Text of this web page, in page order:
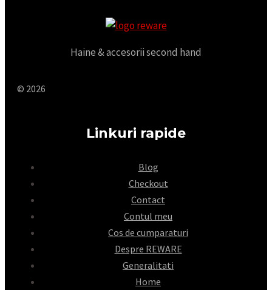
Haine & accesorii second hand
© 2026
Linkuri rapide
Blog
Checkout
Contact
Contul meu
Cos de cumparaturi
Despre REWARE
Generalitati
Home